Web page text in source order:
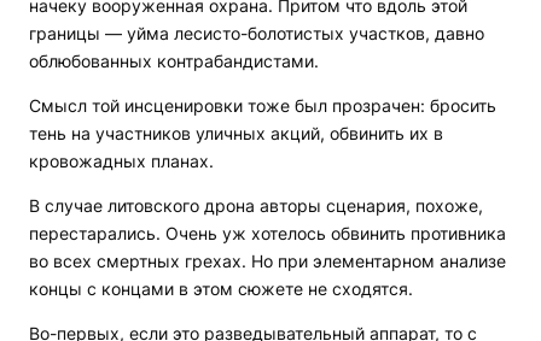
начеку вооруженная охрана. Притом что вдоль этой
границы — уйма лесисто-болотистых участков, давно
облюбованных контрабандистами.
Смысл той инсценировки тоже был прозрачен: бросить
тень на участников уличных акций, обвинить их в
кровожадных планах.
В случае литовского дрона авторы сценария, похоже,
перестарались. Очень уж хотелось обвинить противника
во всех смертных грехах. Но при элементарном анализе
концы с концами в этом сюжете не сходятся.
Во-первых, если это разведывательный аппарат, то с